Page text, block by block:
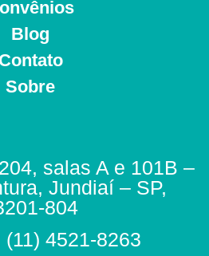
Blog
Contato
Sobre
salas A e 101B –
Jundiaí – SP,
804
(11) 4521-8263